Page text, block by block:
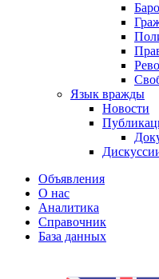
Язык вражды
Новости
Объявления
О нас
Аналитика
Справочник
База данных